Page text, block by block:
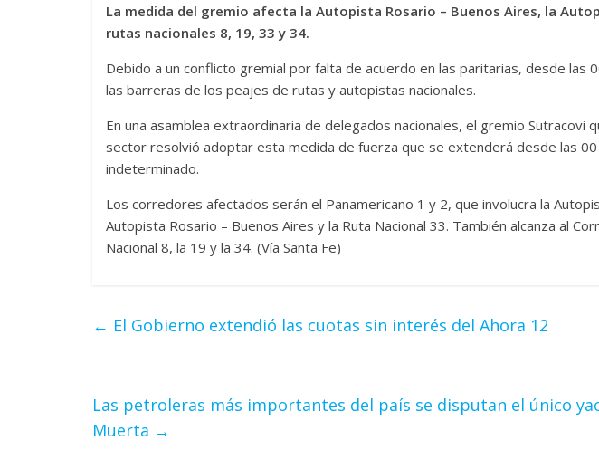
La medida del gremio afecta la Autopista Rosario – Buenos Aires, la
rutas nacionales 8, 19, 33 y 34.
Debido a un conflicto gremial por falta de acuerdo en las paritarias, desde las
las barreras de los peajes de rutas y autopistas nacionales.
En una asamblea extraordinaria de delegados nacionales, el gremio Sutracovi
sector resolvió adoptar esta medida de fuerza que se extenderá desde las
indeterminado.
Los corredores afectados serán el Panamericano 1 y 2, que involucra la
Autopista Rosario – Buenos Aires y la Ruta Nacional 33. También alcanza al
Nacional 8, la 19 y la 34. (Vía Santa Fe)
← El Gobierno extendió las cuotas sin interés del Ahora 12
Las petroleras más importantes del país se disputan el único
Muerta →